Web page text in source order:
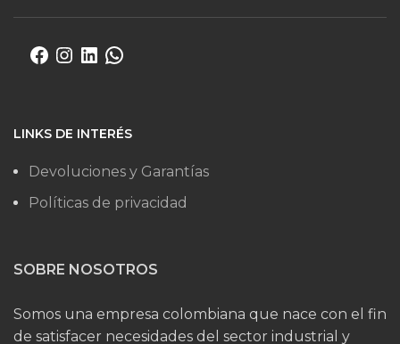
LINKS DE INTERÉS
Devoluciones y Garantías
Políticas de privacidad
SOBRE NOSOTROS
Somos una empresa colombiana que nace con el fin
de satisfacer necesidades del sector industrial y